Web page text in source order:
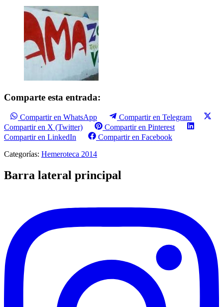
Comparte esta entrada:
Compartir en WhatsApp
Compartir en Telegram
Compartir en X (Twitter)
Compartir en Pinterest
Compartir en LinkedIn
Compartir en Facebook
Categorías: Hemeroteca 2014
Barra lateral principal